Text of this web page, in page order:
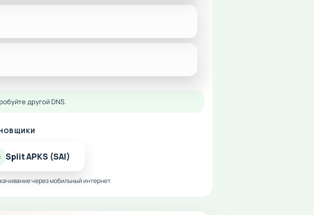
другой DNS.
Split APKS (SAI)
через мобильный интернет.